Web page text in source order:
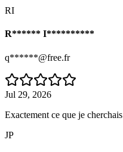
RI
R****** I**********
q******@free.fr
Jul 29, 2026
Exactement ce que je cherchais
JP